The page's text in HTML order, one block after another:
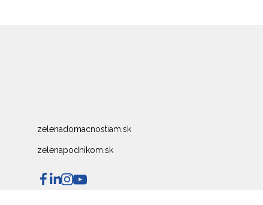
zelenadomacnostiam.sk
zelenapodnikom.sk